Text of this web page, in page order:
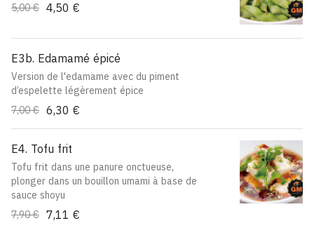
5,00 € 4,50 €
E3b. Edamamé épicé
Version de l'edamame avec du piment
d’espelette légèrement épice
7,00 € 6,30 €
E4. Tofu frit
Tofu frit dans une panure onctueuse,
plonger dans un bouillon umami à base de
sauce shoyu
7,90 € 7,11 €